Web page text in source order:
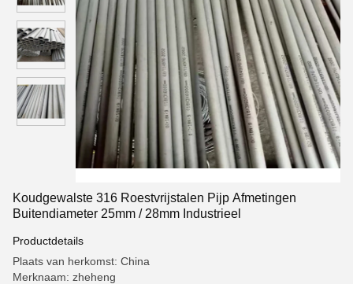
Koudgewalste 316 Roestvrijstalen Pijp Afmetingen
Buitendiameter 25mm / 28mm Industrieel
Productdetails
Plaats van herkomst: China
Merknaam: zheheng